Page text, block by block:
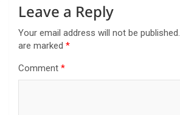
Leave a Reply
Your email address will not be published.
are marked *
Comment *